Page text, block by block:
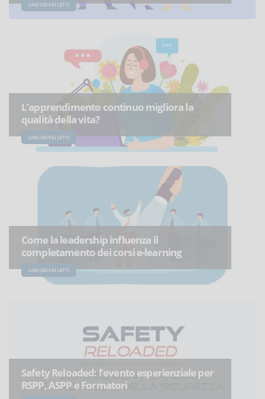
UNO DEI PIÙ LETTI
L’apprendimento continuo migliora la
qualità della vita?
UNO DEI PIÙ LETTI
Come la leadership influenza il
completamento dei corsi e-learning
UNO DEI PIÙ LETTI
Safety Reloaded: l’evento esperienziale per
RSPP, ASPP e Formatori